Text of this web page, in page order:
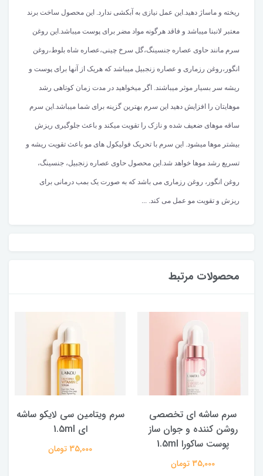
ریخته و ماساژ دهید.این عمل نیازی به آبکشی ندارد. این محصول ساخت برند
معتبر لانبنا میباشد و فاقد هرگونه مواد مضر برای پوست میباشد.این روغن
سرم مانند حاوی عصاره جنسینگ،گل سرخ چینی،عصاره شاه بلوط،روغن
انگور،روغن رزماری و عصاره زنجبیل میباشد که هریک از آنها برای پوست و
ریشه سر بسیار موثر میباشند. اگر میخواهید در مدت زمان کوتاهی رشد
موهایتان را افزایش دهید این سرم بهترین گزینه برای شما میباشد.این سرم
ساقه موهای ضعیف شده و نازک را تقویت میکند و باعث جلوگیری ریزش
بیشتر موها میشود. این سرم با تحریک فولیکول های مو باعث تقویت ریشه و
تسریع رشد موها خواهد شد.این محصول حاوی عصاره زنجبیل، جنسینگ،
روغن انگور، روغن رزماری می باشد که به صورت یک بمب درمانی برای
ریزش و تقویت مو عمل می کند. ...
محصولات مرتبط
سرم ساشه ای تخصصی
روشن کننده و جوان ساز
پوست ساکورا 1.5ml
35,000 تومان
سرم ویتامین سی لایکو ساشه
ای 1.5ml
35,000 تومان